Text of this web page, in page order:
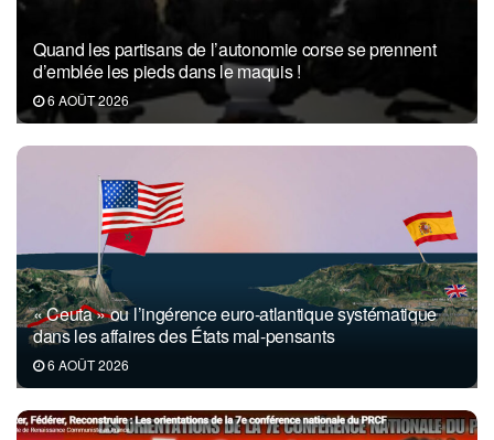
Quand les partisans de l’autonomie corse se prennent
d’emblée les pieds dans le maquis !
6 AOÛT 2026
« Ceuta » ou l’ingérence euro-atlantique systématique
dans les affaires des États mal-pensants
6 AOÛT 2026